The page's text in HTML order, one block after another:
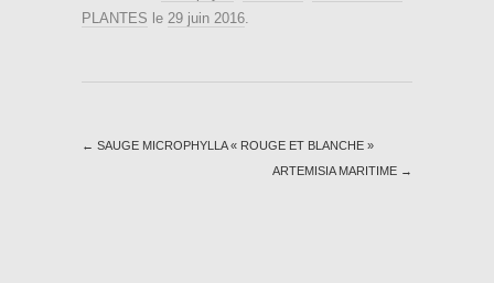
PLANTES le 29 juin 2016.
← SAUGE MICROPHYLLA « ROUGE ET BLANCHE »
ARTEMISIA MARITIME →